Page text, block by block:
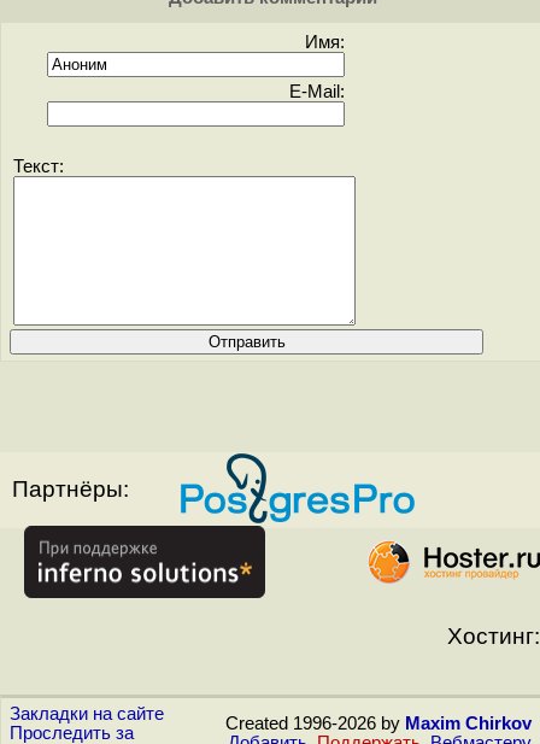
Имя:
E-Mail:
Текст:
Партнёры:
Хостинг:
Закладки на сайте
Проследить за
Created 1996-2026 by Maxim Chirkov